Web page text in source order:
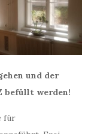
und der
befüllt werden!
für